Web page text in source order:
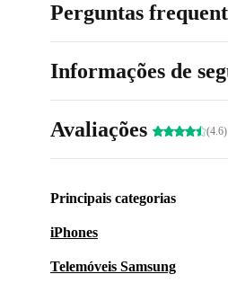
Perguntas
Informações de
Avaliações (4.6)
Principais categorias
iPhones
Telemóveis Samsung